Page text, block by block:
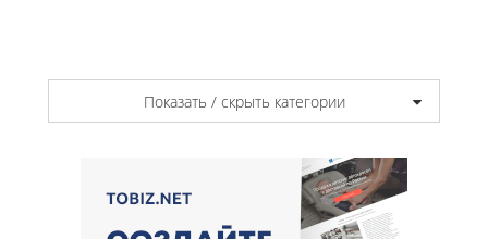
Показать / скрыть категории